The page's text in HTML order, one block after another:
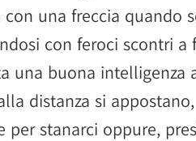
una freccia quando
con feroci scontri a
una buona intelligenza
distanza si
per stanarci oppure,